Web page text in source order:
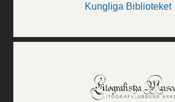
Kungliga Biblioteket